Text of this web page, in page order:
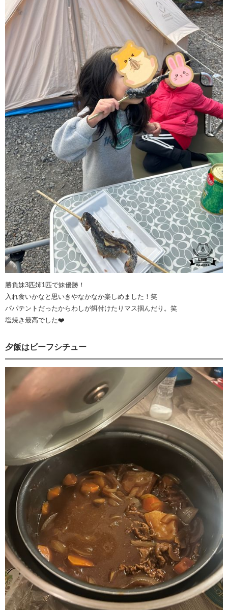
勝負妹3匹姉1匹で妹優勝！
入れ食いかなと思いきやなかなか楽しめました！笑
パパテントだったからわしが餌付けたりマス掴んだり。笑
塩焼き最高でした❤️
夕飯はビーフシチュー